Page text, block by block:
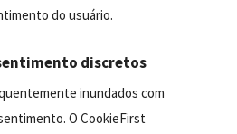
do usuário.
discretos
inundados com
O CookieFirst